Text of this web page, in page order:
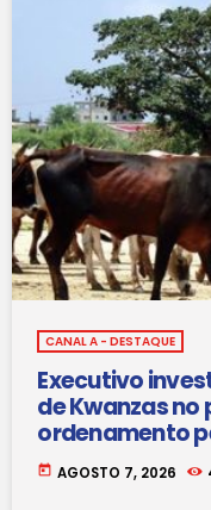
CANAL A - DESTAQUE
Executivo
de Kwanzas
ordenamento
today AGOSTO 7, 2026